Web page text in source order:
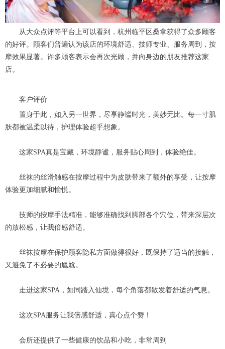
从大众点评等平台上可以看到，杭州临平区桑拿获得了众多顾客
的好评。顾客们普遍认为该店的环境舒适、技师专业、服务周到，按
摩效果显著。许多顾客表示会再次光顾，并向身边的朋友推荐这家
店。
客户评价
置身于此，如入另一世界，尽享静谧时光，美妙无比。每一寸肌
肤都被温柔以待，护理体验超乎想象。
这家SPA真是宝藏，环境静谧，服务贴心周到，体验绝佳。
丝袜的丝滑触感在按摩过程中为皮肤带来了额外的享受，让按摩
体验更加细腻和愉悦。
技师的按摩手法精准，能够准确找到脚部各个穴位，带来深层次
的放松感，让我倍感舒适。
丝袜按摩在保护顾客隐私方面做得很好，既保持了适当的接触，
又避免了不必要的尴尬。
走进这家SPA，如同踏入仙境，每个角落都散发着舒适的气息。
这次SPA服务让我倍感舒适，真心点个赞！
会所还提供了一些健康的饮品和小吃，非常周到